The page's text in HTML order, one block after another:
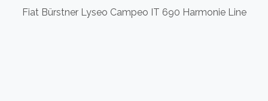
Fiat Bürstner Lyseo Campeo IT 690 Harmonie Line